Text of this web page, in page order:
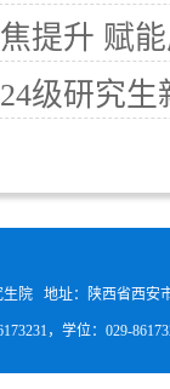
提升 赋
级研究
院 地址：陕西省西安
，学位：029-